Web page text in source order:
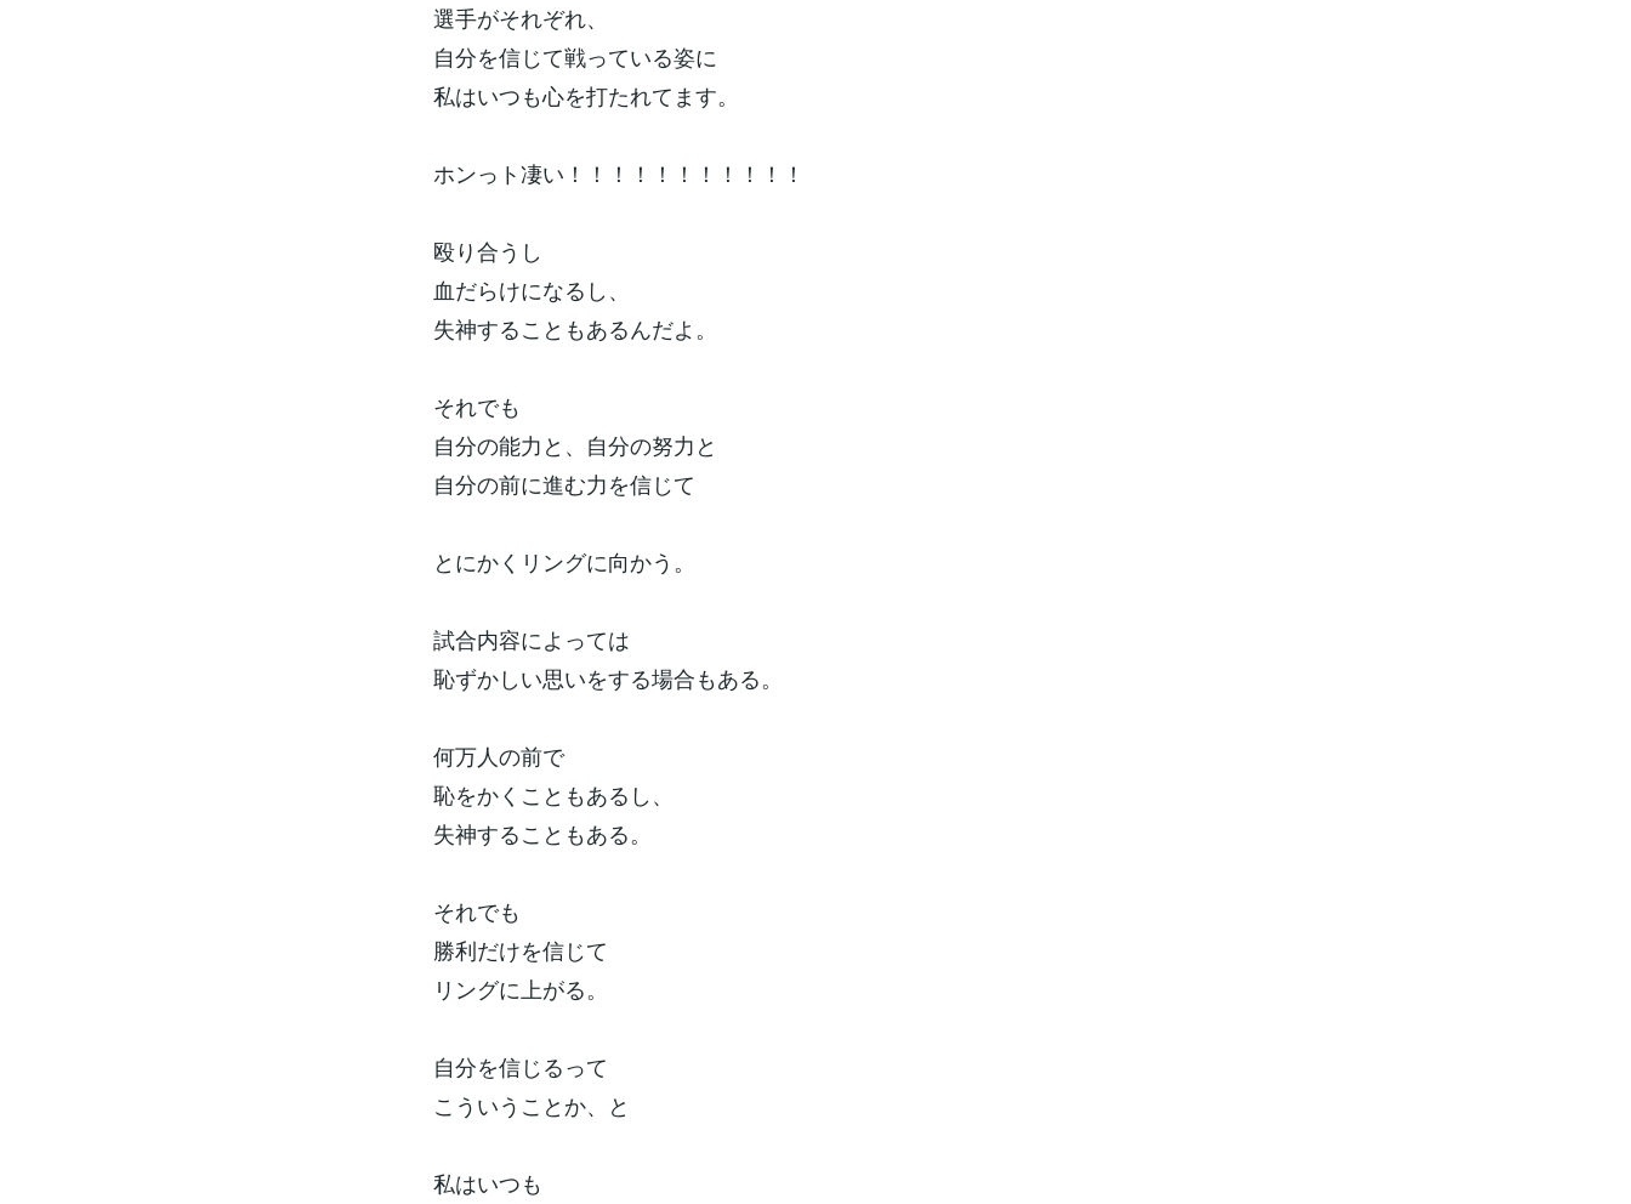
選手がそれぞれ、
自分を信じて戦っている姿に
私はいつも心を打たれてます。
ホンっト凄い！！！！！！！！！！！
殴り合うし
血だらけになるし、
失神することもあるんだよ。
それでも
自分の能力と、自分の努力と
自分の前に進む力を信じて
とにかくリングに向かう。
試合内容によっては
恥ずかしい思いをする場合もある。
何万人の前で
恥をかくこともあるし、
失神することもある。
それでも
勝利だけを信じて
リングに上がる。
自分を信じるって
こういうことか、と
私はいつも